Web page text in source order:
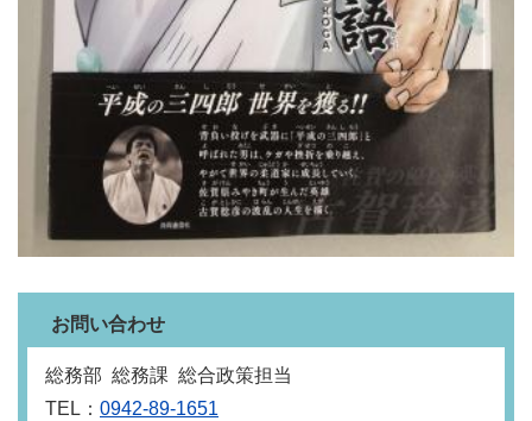
お問い合わせ
総務部 総務課 総合政策担当
TEL： 0942-89-1651